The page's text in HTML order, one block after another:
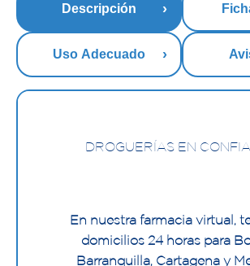
Descripción
Uso Adecuado
DROGUERÍAS EN
En nuestra farmacia virtual,
domicilios 24 horas para
Barranquilla, Cartagena y